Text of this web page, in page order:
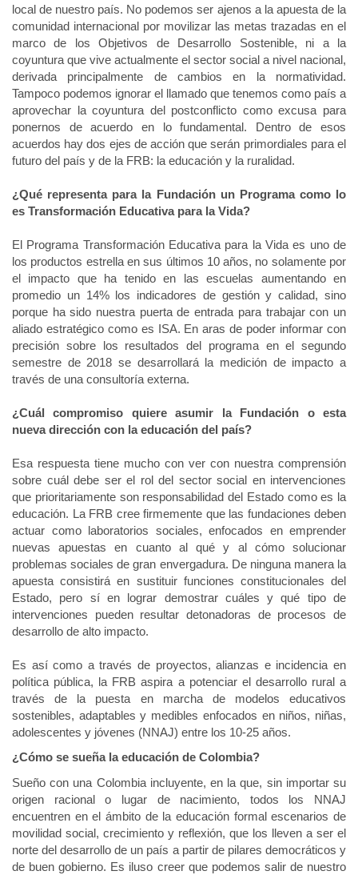
local de nuestro país. No podemos ser ajenos a la apuesta de la
comunidad internacional por movilizar las metas trazadas en el
marco de los Objetivos de Desarrollo Sostenible, ni a la
coyuntura que vive actualmente el sector social a nivel nacional,
derivada principalmente de cambios en la normatividad.
Tampoco podemos ignorar el llamado que tenemos como país a
aprovechar la coyuntura del postconflicto como excusa para
ponernos de acuerdo en lo fundamental. Dentro de esos
acuerdos hay dos ejes de acción que serán primordiales para el
futuro del país y de la FRB: la educación y la ruralidad.
¿Qué representa para la Fundación un Programa como lo
es Transformación Educativa para la Vida?
El Programa Transformación Educativa para la Vida es uno de
los productos estrella en sus últimos 10 años, no solamente por
el impacto que ha tenido en las escuelas aumentando en
promedio un 14% los indicadores de gestión y calidad, sino
porque ha sido nuestra puerta de entrada para trabajar con un
aliado estratégico como es ISA. En aras de poder informar con
precisión sobre los resultados del programa en el segundo
semestre de 2018 se desarrollará la medición de impacto a
través de una consultoría externa.
¿Cuál compromiso quiere asumir la Fundación o esta
nueva dirección con la educación del país?
Esa respuesta tiene mucho con ver con nuestra comprensión
sobre cuál debe ser el rol del sector social en intervenciones
que prioritariamente son responsabilidad del Estado como es la
educación. La FRB cree firmemente que las fundaciones deben
actuar como laboratorios sociales, enfocados en emprender
nuevas apuestas en cuanto al qué y al cómo solucionar
problemas sociales de gran envergadura. De ninguna manera la
apuesta consistirá en sustituir funciones constitucionales del
Estado, pero sí en lograr demostrar cuáles y qué tipo de
intervenciones pueden resultar detonadoras de procesos de
desarrollo de alto impacto.
Es así como a través de proyectos, alianzas e incidencia en
política pública, la FRB aspira a potenciar el desarrollo rural a
través de la puesta en marcha de modelos educativos
sostenibles, adaptables y medibles enfocados en niños, niñas,
adolescentes y jóvenes (NNAJ) entre los 10-25 años.
¿Cómo se sueña la educación de Colombia?
Sueño con una Colombia incluyente, en la que, sin importar su
origen racional o lugar de nacimiento, todos los NNAJ
encuentren en el ámbito de la educación formal escenarios de
movilidad social, crecimiento y reflexión, que los lleven a ser el
norte del desarrollo de un país a partir de pilares democráticos y
de buen gobierno. Es iluso creer que podemos salir de nuestro